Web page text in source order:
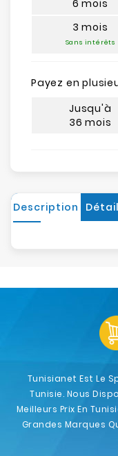
6 mois
3 mois
Sans intérêts
Payez en
Jusqu'à
36 mois
Description
Tunisianet Est Le
Tunisie. Nous
Meilleurs Prix En
Grandes Marques